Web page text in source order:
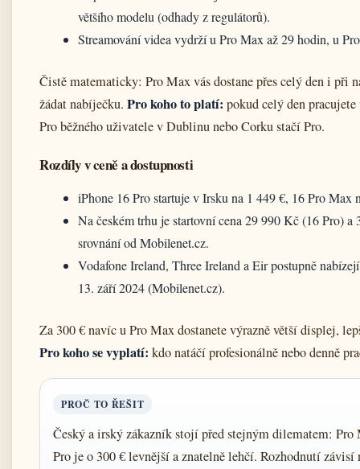
většího modelu (odhady z regulátorů).
Streamování videa vydrží u Pro Max až 29 hodin, u
Čistě matematicky: Pro Max vás dostane přes celý den i při
žádat nabíječku. Pro koho to platí: pokud celý den
Pro běžného uživatele v Dublinu nebo Corku stačí Pro.
Rozdíly v ceně a dostupnosti
iPhone 16 Pro startuje v Irsku na 1 449 €, 16 Pro
Na českém trhu je startovní cena 29 990 Kč (16 Pro)
srovnání od Mobilenet.cz.
Vodafone Ireland, Three Ireland a Eir postupně
13. září 2024 (Mobilenet.cz).
Za 300 € navíc u Pro Max dostanete výrazně větší displej,
Pro koho se vyplatí: kdo natáčí profesionálně nebo denně
PROČ TO ŘEŠIT
Český a irský zákazník stojí před stejným dilematem:
Pro je o 300 € levnější a znatelně lehčí. Rozhodnutí závisí